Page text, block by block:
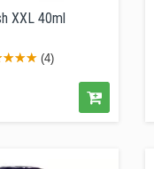
XXL 40ml
(4)